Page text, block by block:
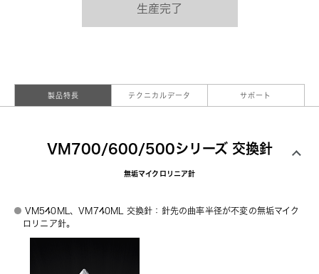
生産完了
製品特長 テクニカルデータ サポート
VM700/600/500シリーズ 交換針
無垢マイクロリニア針
VM540ML、VM740ML 交換針：針先の曲率半径が不変の無垢マイク
ロリニア針。